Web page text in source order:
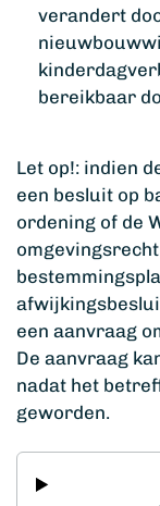
verandert
bereikbaar
Let op!: indien
een besluit op
ordening of de
een aanvraag
De aanvraag
nadat het
geworden.